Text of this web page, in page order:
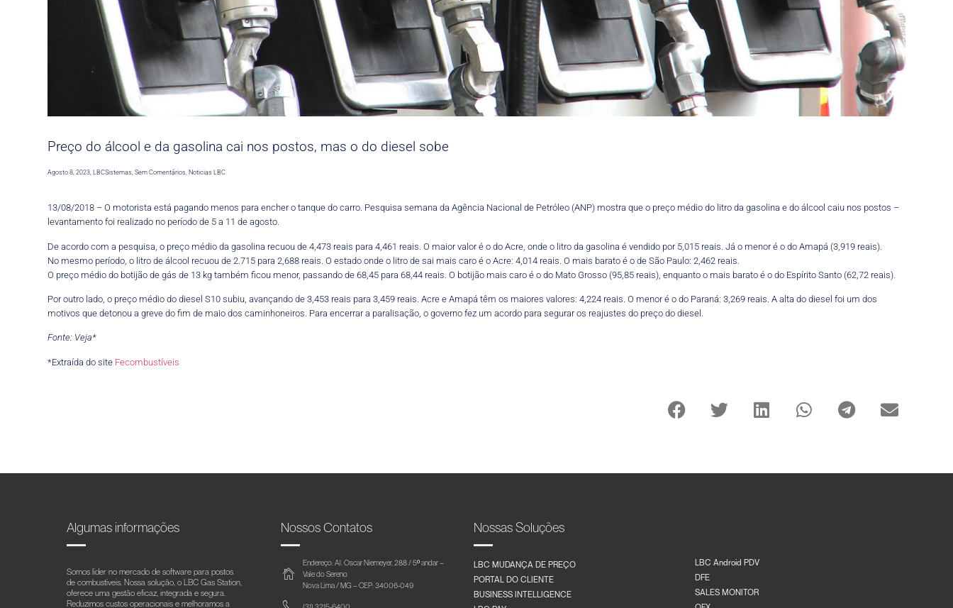
Preço do álcool e da gasolina cai nos postos, mas o do diesel sobe
Agosto 8, 2023 ,LBCSistemas Sem Comentários Noticias LBC
13/08/2018 – O motorista está pagando menos para encher o tanque do carro. Pesquisa semana da Agência Nacional de Petróleo (ANP) mostra que o preço médio do litro da gasolina e do álcool caiu nos postos –
levantamento foi realizado no período de 5 a 11 de agosto.
De acordo com a pesquisa, o preço médio da gasolina recuou de 4,473 reais para 4,461 reais. O maior valor é o do Acre, onde o litro da gasolina é vendido por 5,015 reais. Já o menor é o do Amapá (3,919 reais).
No mesmo período, o litro de álcool recuou de 2.715 para 2,688 reais. O estado onde o litro de sai mais caro é o Acre: 4,014 reais. O mais barato é o de São Paulo: 2,462 reais.
O preço médio do botijão de gás de 13 kg também ficou menor, passando de 68,45 para 68,44 reais. O botijão mais caro é o do Mato Grosso (95,85 reais), enquanto o mais barato é o do Espírito Santo (62,72 reais).
Por outro lado, o preço médio do diesel S10 subiu, avançando de 3,453 reais para 3,459 reais. Acre e Amapá têm os maiores valores: 4,224 reais. O menor é o do Paraná: 3,269 reais. A alta do diesel foi um dos
motivos que detonou a greve do fim de maio dos caminhoneiros. Para encerrar a paralisação, o governo fez um acordo para segurar os reajustes do preço do diesel.
Fonte: Veja*
*Extraída do site Fecombustíveis
Algumas informações
Somos líder no mercado de software para postos
de combustíveis. Nossa solução, o LBC Gas Station,
oferece uma gestão eficaz, integrada e segura.
Reduzimos custos operacionais e melhoramos a
Nossos Contatos
Endereço: Al. Oscar Niemeyer, 288 / 5º andar –
Vale do Sereno
Nova Lima / MG – CEP: 34006-049
Nossas Soluções
LBC MUDANÇA DE PREÇO
PORTAL DO CLIENTE
BUSINESS INTELLIGENCE
LBC Android PDV
DFE
SALES MONITOR